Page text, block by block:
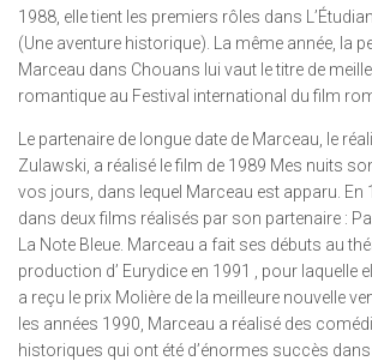
1988, elle tient les premiers rôles dans
(Une aventure historique). La même année, la
Marceau dans Chouans lui vaut le titre de
romantique au Festival international du film
Le partenaire de longue date de Marceau, le
Zulawski, a réalisé le film de 1989 Mes nuits
vos jours, dans lequel Marceau est apparu. En
dans deux films réalisés par son partenaire :
La Note Bleue. Marceau a fait ses débuts au
production d’ Eurydice en 1991 , pour laquelle
a reçu le prix Molière de la meilleure nouvelle
les années 1990, Marceau a réalisé des
historiques qui ont été d’énormes succès dans